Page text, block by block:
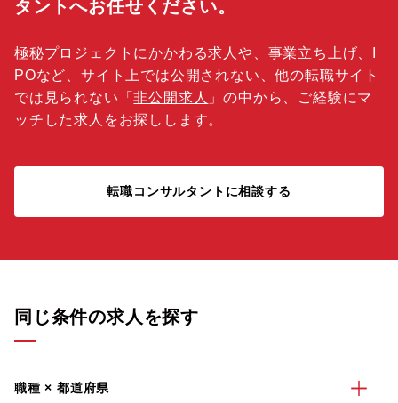
タントへお任せください。
極秘プロジェクトにかかわる求人や、事業立ち上げ、I
POなど、サイト上では公開されない、他の転職サイト
では見られない「非公開求人 」の中から、ご経験にマ
ッチした求人をお探しします。
転職コンサルタントに相談する
同じ条件の求人を探す
職種 × 都道府県